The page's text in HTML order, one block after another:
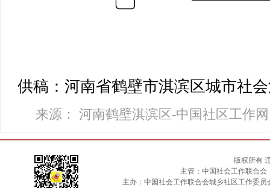
供稿：河南省鹤壁市淇滨区城市社
来源： 河南鹤壁淇滨区-中国社区工作网
版权所有
主管：中国社会工作联合
主办：中国社会工作联合会城乡社区工作委